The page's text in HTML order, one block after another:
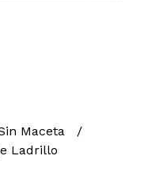
Maceta
Ladrillo